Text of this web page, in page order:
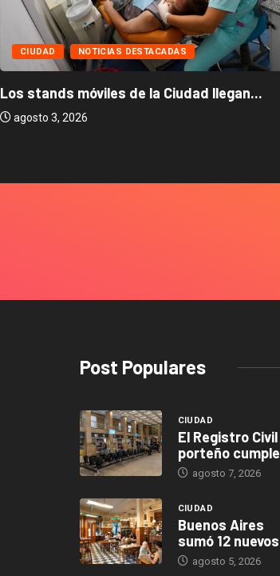
CIUDAD NOTICIAS DESTACADAS
Los stands móviles de la Ciudad llegan...
agosto 3, 2026
Post Populares
CIUDAD
El Registro Civil
porteño cumple
agosto 7, 2026
CIUDAD
Buenos Aires
sumó 12 nuevos
agosto 5, 2026